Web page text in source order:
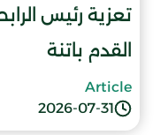
تعزية رئيس
القدم باتنة
2026-07-31
Article